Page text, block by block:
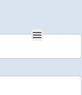
Open main